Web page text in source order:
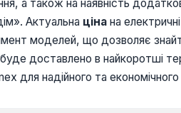
а також на наявність
Актуальна ціна на
моделей, що дозволяє
доставлено в найкоротші
для надійного та